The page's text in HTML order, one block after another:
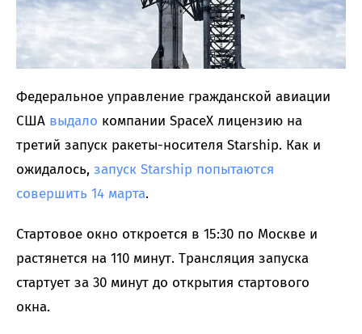
Федеральное управление гражданской авиации
США выдало компании SpaceX лицензию на
третий запуск ракеты-носителя Starship. Как и
ожидалось, запуск Starship попытаются
совершить 14 марта.
Стартовое окно откроется в 15:30 по Москве и
растянется на 110 минут. Трансляция запуска
стартует за 30 минут до открытия стартового
окна.